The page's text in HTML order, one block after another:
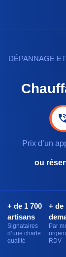
DÉPANNAGE
Prix d’un
ou
+ de 1 700
artisans
Signataires
d’une charte
qualité
+ de
Par
RDV